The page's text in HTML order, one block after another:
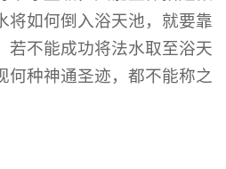
将如何倒入浴天池，就要靠
若不能成功将法水取至浴天
何种神通圣迹，都不能称之